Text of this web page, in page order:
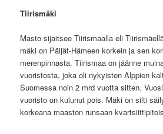
Tiirismäki
Masto sijaitsee Tiirismaalla eli
mäki on Päijät-Hämeen korkein ja sen
merenpinnasta. Tiirismaa on jäänne
vuoristosta, joka oli nykyisten Alppien
Suomessa noin 2 mrd vuotta sitten.
vuoristo on kulunut pois. Mäki on silti
korkeana maaston runsaan